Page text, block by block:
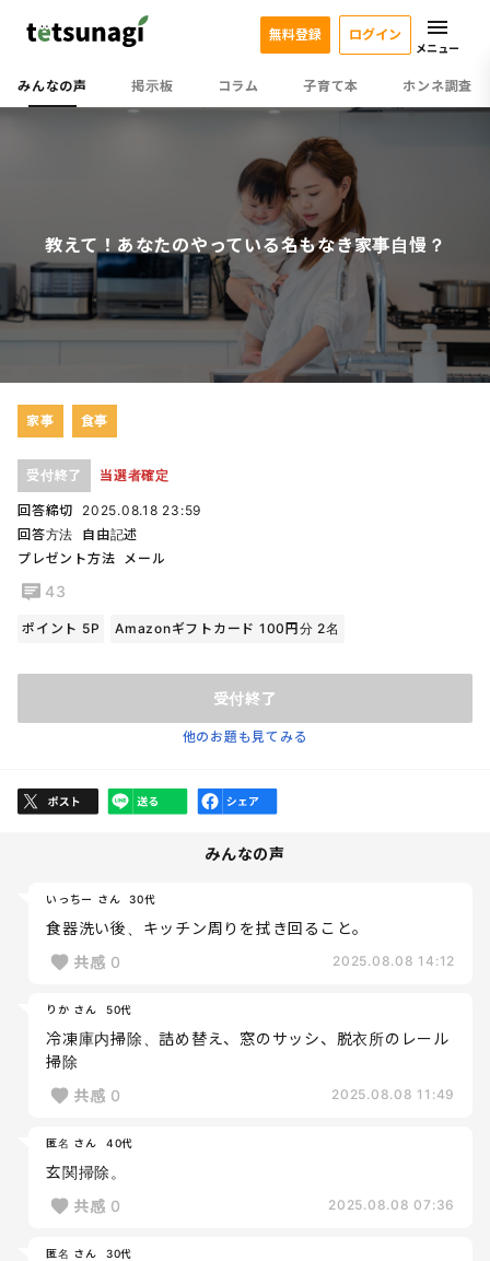
みんなの声 掲示板 コラム 子育て本 ホンネ調査
無料登録 ログイン
メニュー
教えて！あなたのやっている名もなき家事自慢？
家事 食事
受付終了 当選者確定
回答締切
2025.08.18 23:59
回答方法
自由記述
プレゼント方法
メール
43
ポイント 5P Amazonギフトカード 100円分 2名
受付終了
他のお題も見てみる
みんなの声
いっちー さん 30代
食器洗い後、キッチン周りを拭き回ること。
共感 0 2025.08.08 14:12
りか さん 50代
冷凍庫内掃除、詰め替え、窓のサッシ、脱衣所のレール
掃除
共感 0 2025.08.08 11:49
匿名 さん 40代
玄関掃除。
共感 0 2025.08.08 07:36
匿名 さん 30代